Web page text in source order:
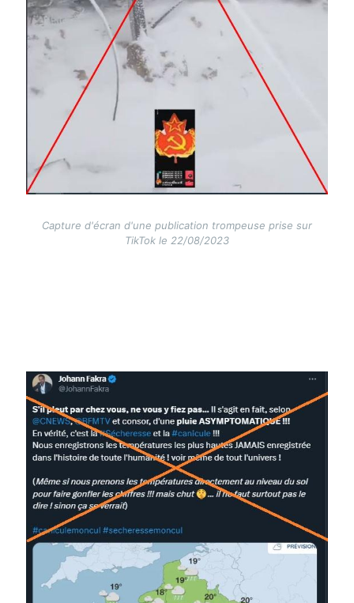
Capture d'écran d'une publication trompeuse prise sur
TikTok le 22/08/2023
Image